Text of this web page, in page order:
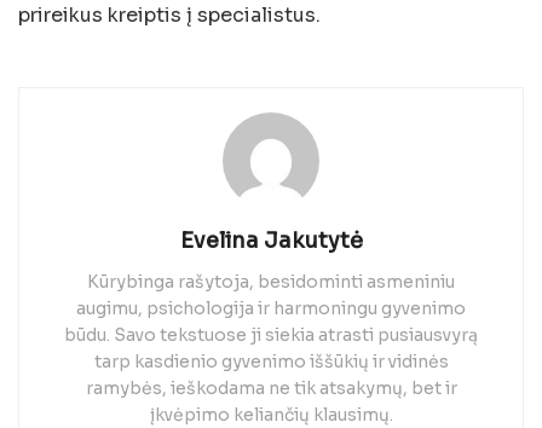
prireikus kreiptis į specialistus.
Evelina Jakutytė
Kūrybinga rašytoja, besidominti asmeniniu
augimu, psichologija ir harmoningu gyvenimo
būdu. Savo tekstuose ji siekia atrasti pusiausvyrą
tarp kasdienio gyvenimo iššūkių ir vidinės
ramybės, ieškodama ne tik atsakymų, bet ir
įkvėpimo keliančių klausimų.